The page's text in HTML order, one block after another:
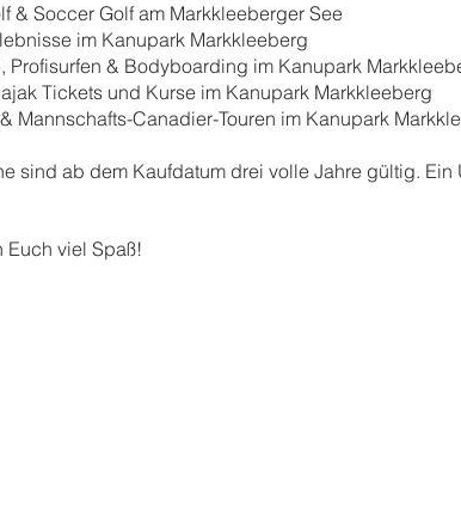
& Soccer Golf am Markkleeberger See
im Kanupark Markkleeberg
Profisurfen & Bodyboarding im Kanupark
Tickets und Kurse im Kanupark Markkleeberg
Mannschafts-Canadier-Touren im Kanupark
sind ab dem Kaufdatum drei volle Jahre gültig.
Euch viel Spaß!